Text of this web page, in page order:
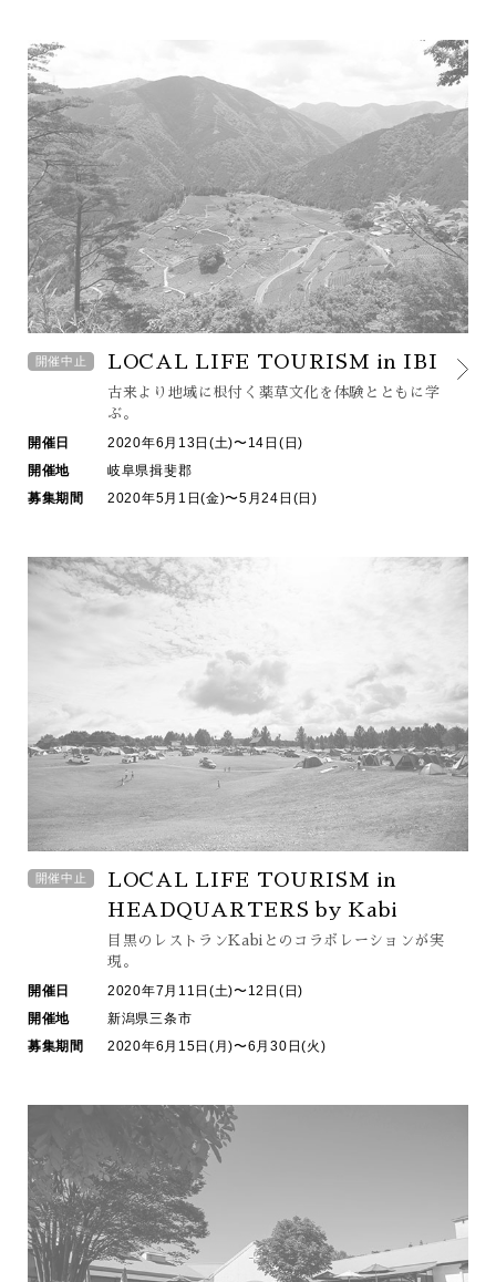
開催中止 LOCAL LIFE TOURISM in IBI
古来より地域に根付く薬草文化を 体験とともに学
ぶ。
開催日
2020年6月13日(土)〜14日(日)
開催地
岐阜県揖斐郡
募集期間
2020年5月1日(金)〜5月24日(日)
開催中止
LOCAL LIFE TOURISM in
HEADQUARTERS by Kabi
目黒のレストランKabiとのコラボレーションが実
現。
開催日
2020年7月11日(土)〜12日(日)
開催地
新潟県三条市
募集期間
2020年6月15日(月)〜6月30日(火)